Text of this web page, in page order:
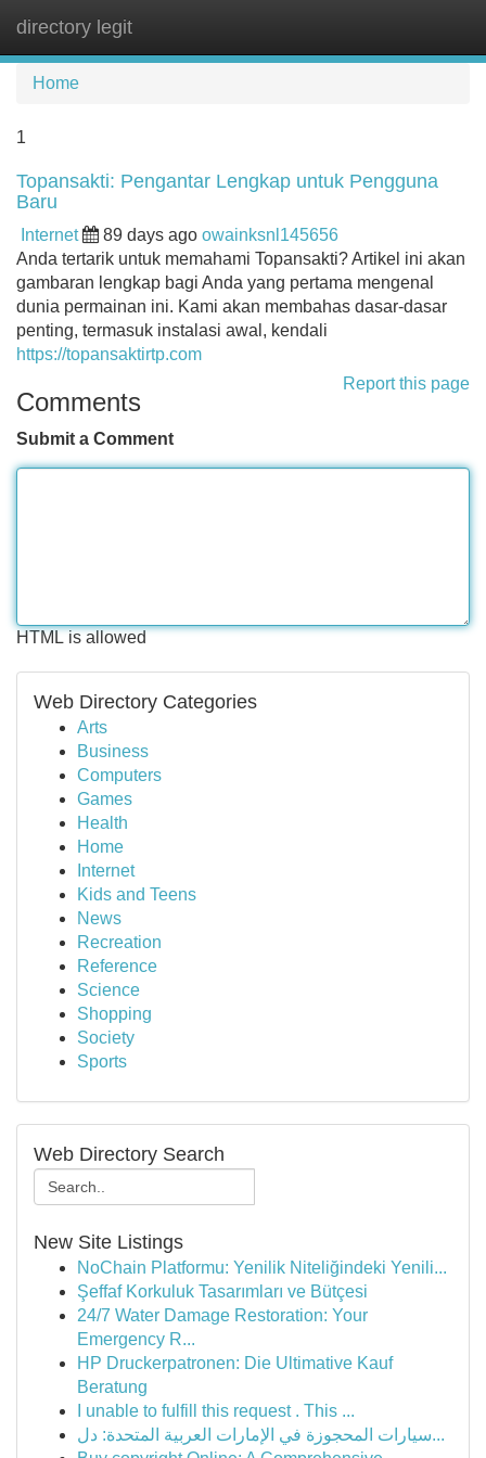
directory legit
Home
1
Topansakti: Pengantar Lengkap untuk Pengguna
Baru
Internet 89 days ago owainksnl145656
Anda tertarik untuk memahami Topansakti? Artikel ini akan
gambaran lengkap bagi Anda yang pertama mengenal
dunia permainan ini. Kami akan membahas dasar-dasar
penting, termasuk instalasi awal, kendali
https://topansaktirtp.com
Report this page
Comments
Submit a Comment
HTML is allowed
Web Directory Categories
Arts
Business
Computers
Games
Health
Home
Internet
Kids and Teens
News
Recreation
Reference
Science
Shopping
Society
Sports
Web Directory Search
New Site Listings
NoChain Platformu: Yenilik Niteliğindeki Yenili...
Şeffaf Korkuluk Tasarımları ve Bütçesi
24/7 Water Damage Restoration: Your
Emergency R...
HP Druckerpatronen: Die Ultimative Kauf
Beratung
I unable to fulfill this request . This ...
سيارات المحجوزة في الإمارات العربية المتحدة: دل...